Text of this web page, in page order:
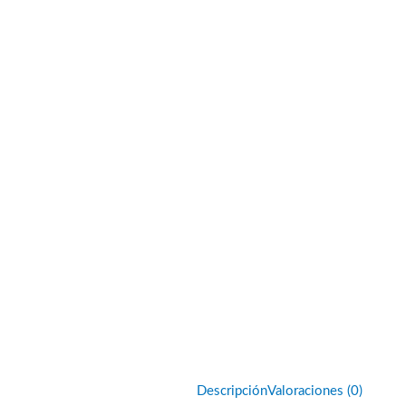
DescripciónValoraciones (0)